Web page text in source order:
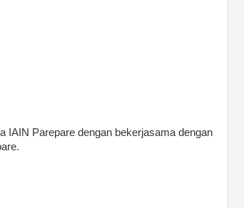
IAIN Parepare dengan bekerjasama dengan